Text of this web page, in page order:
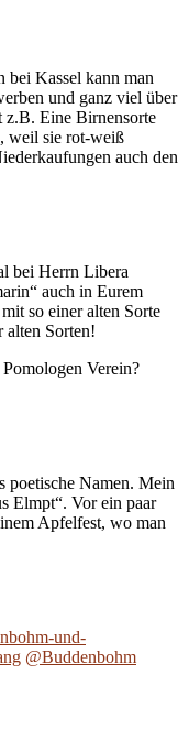
bei Kassel kann man
und ganz viel über
z.B. Eine Birnensorte
weil sie rot-weiß
auch den
bei Herrn Libera
auch in Eurem
so einer alten Sorte
alten Sorten!
Verein?
poetische Namen. Mein
Elmpt“. Vor ein paar
Apfelfest, wo man
und-
@Buddenbohm